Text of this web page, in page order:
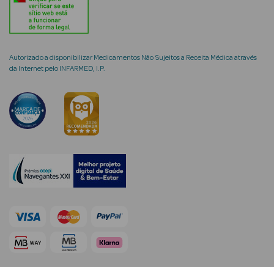
Rosto e
Ver Tudo
Cosmética
Rosto
Hidratantes
Séruns Faciais
Creme de Olhos
Anti-
Autorizado a disponibilizar Medicamentos Não Sujeitos a Receita Médica através
da Internet pelo INFARMED, I.P.